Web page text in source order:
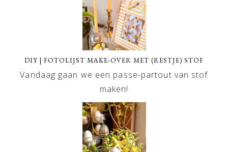
DIY | FOTOLIJST MAKE-OVER MET (RESTJE) STOF
Vandaag gaan we een passe-partout van stof
maken!